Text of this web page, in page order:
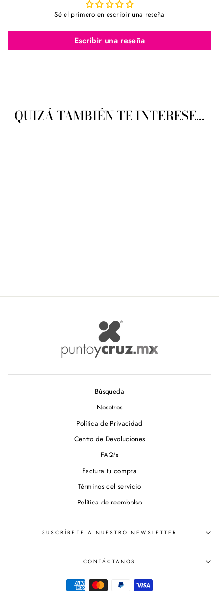
Sé el primero en escribir una reseña
Escribir una reseña
QUIZÁ TAMBIÉN TE INTERESE...
Búsqueda
Nosotros
Política de Privacidad
Centro de Devoluciones
FAQ's
Factura tu compra
Términos del servicio
Política de reembolso
SUSCRÍBETE A NUESTRO NEWSLETTER
CONTÁCTANOS